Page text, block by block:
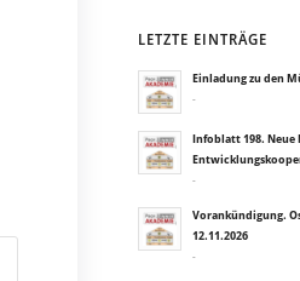
LETZTE EINTRÄGE
Einladung zu den
-
Infoblatt 198. Neue
-
Vorankündigung.
12.11.2026
-